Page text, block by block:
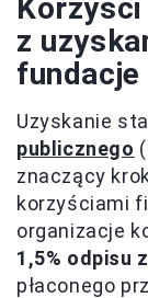
z
fundacje
Uzyskanie
publicznego
znaczący
korzyściami
organizacje
1,5% odpisu
płaconego